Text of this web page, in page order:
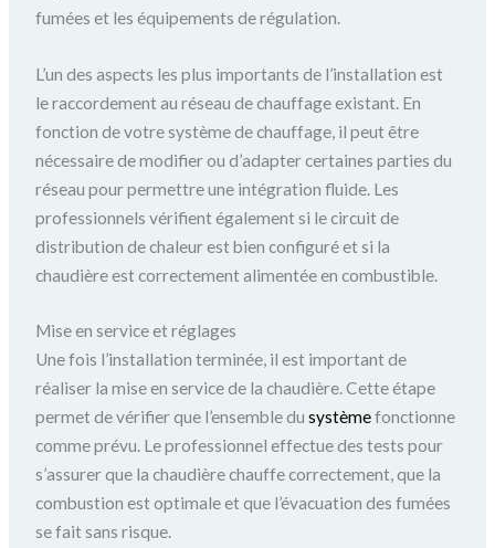
fumées et les équipements de régulation.
L’un des aspects les plus importants de l’installation est
le raccordement au réseau de chauffage existant. En
fonction de votre système de chauffage, il peut être
nécessaire de modifier ou d’adapter certaines parties du
réseau pour permettre une intégration fluide. Les
professionnels vérifient également si le circuit de
distribution de chaleur est bien configuré et si la
chaudière est correctement alimentée en combustible.
Mise en service et réglages
Une fois l’installation terminée, il est important de
réaliser la mise en service de la chaudière. Cette étape
permet de vérifier que l’ensemble dusystèmefonctionne
comme prévu. Le professionnel effectue des tests pour
s’assurer que la chaudière chauffe correctement, que la
combustion est optimale et que l’évacuation des fumées
se fait sans risque.